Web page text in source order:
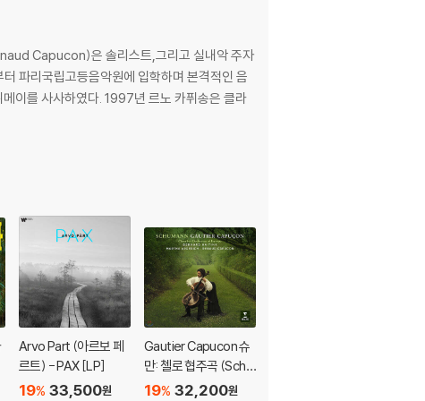
Capucon)은 솔리스트,그리고 실내악 주자
파리국립고등음악원에 입학하며 본격적인 음
이를 사사하였다. 1997년 르노 카퓌송은 클라
Arvo Part (아르보 페
르트) - PAX [LP]
33,500원
19%
Gautier Capucon 슈
만: 첼로 협주곡 (Schu
mann: Cello Concert
32,200원
19%